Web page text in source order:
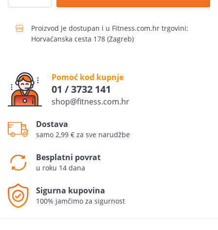
Proizvod je dostupan i u Fitness.com.hr trgovini:
Horvaćanska cesta 178 (Zagreb)
Pomoć kod kupnje
01 / 3732 141
shop@fitness.com.hr
Dostava
samo 2,99 € za sve narudžbe
Besplatni povrat
u roku 14 dana
Sigurna kupovina
100% jamčimo za sigurnost